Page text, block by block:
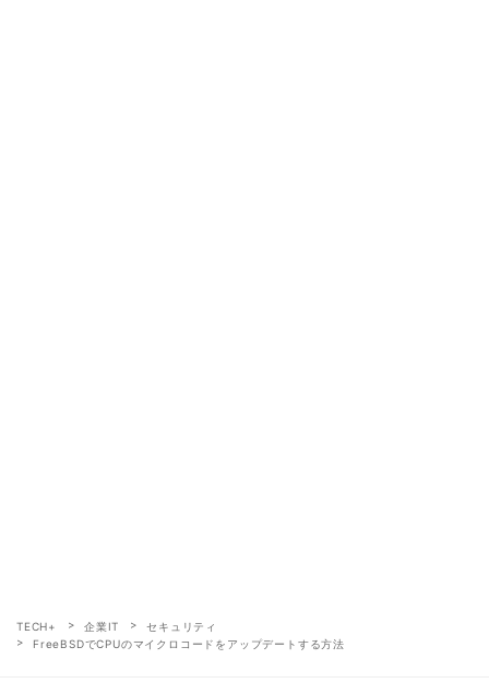
TECH+ 企業IT
セキュリティ
FreeBSDでCPUのマイクロコードをアップデートする方法